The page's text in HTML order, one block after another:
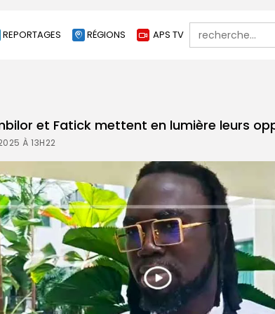
REPORTAGES RÉGIONS APS TV
Search
for:
et Fatick mettent en lumière leurs
À 13H22